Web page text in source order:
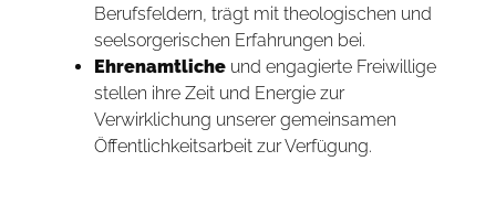
Berufsfeldern, trägt mit theologischen und
seelsorgerischen Erfahrungen bei.
Ehrenamtliche und engagierte Freiwillige
stellen ihre Zeit und Energie zur
Verwirklichung unserer gemeinsamen
Öffentlichkeitsarbeit zur Verfügung.